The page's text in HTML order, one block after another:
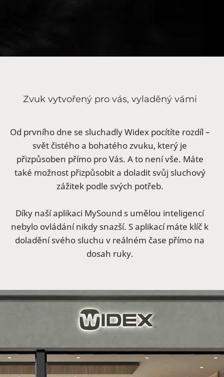
Zvuk vytvořený pro vás, vyladěný vámi
Od prvního dne se sluchadly Widex pocítíte rozdíl –
svět čistého a bohatého zvuku, který je
přizpůsoben přímo pro Vás. A to není vše. Máte
také možnost přizpůsobit a doladit svůj sluchový
zážitek podle svých potřeb.
Díky naší aplikaci MySound s umělou inteligencí
nebylo ovládání nikdy snazší. S aplikací máte klíč k
doladění svého sluchu v reálném čase přímo na
dosah ruky.